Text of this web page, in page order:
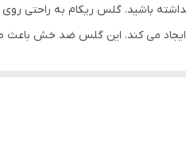
باشید. گلس ریکام به راحتی
می کند. این گلس ضد خش باعث